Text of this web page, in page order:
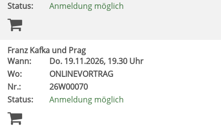
Status:
Anmeldung möglich
Franz Kafka und Prag
Wann:
Do. 19.11.2026, 19.30 Uhr
Wo:
ONLINEVORTRAG
Nr.:
26W00070
Status:
Anmeldung möglich